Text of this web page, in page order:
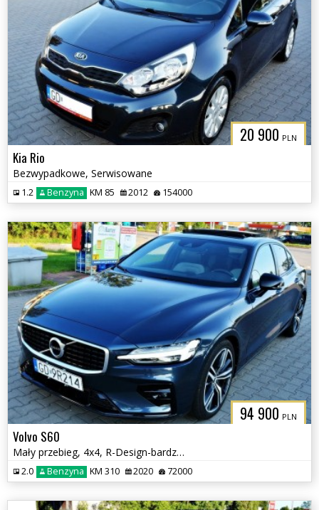
20 900 PLN
Kia Rio
Bezwypadkowe, Serwisowane
1.2 Benzyna KM 85 2012 154000
94 900 PLN
Volvo S60
Mały przebieg, 4x4, R-Design-bardzo bogate wyposażenie
2.0 Benzyna KM 310 2020 72000